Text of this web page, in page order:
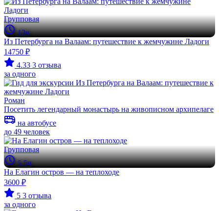
Групповая
13ч
Из Петербурга на Валаам: путешествие к жемчужине Ладоги
14750 ₽
4.33 3 отзыва
за одного
Роман
Посетить легендарный монастырь на живописном архипелаге
на автобусе
до 49 человек
Групповая
5.5ч
На Елагин остров — на теплоходе
3600 ₽
5 3 отзыва
за одного